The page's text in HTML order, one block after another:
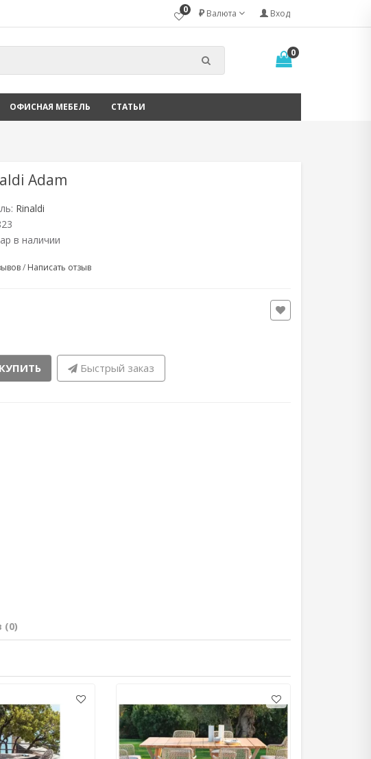
Вход
₽ Валюта
0
0
ОФИСНАЯ МЕБЕЛЬ СТАТЬИ
Adam
Rinaldi
в наличии
/ Написать отзыв
КУПИТЬ Быстрый заказ
(0)